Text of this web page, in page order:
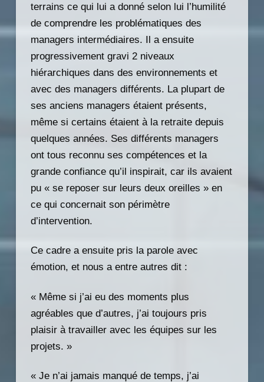
terrains ce qui lui a donné selon lui l’humilité
de comprendre les problématiques des
managers intermédiaires. Il a ensuite
progressivement gravi 2 niveaux
hiérarchiques dans des environnements et
avec des managers différents. La plupart de
ses anciens managers étaient présents,
même si certains étaient à la retraite depuis
quelques années. Ses différents managers
ont tous reconnu ses compétences et la
grande confiance qu’il inspirait, car ils avaient
pu « se reposer sur leurs deux oreilles » en
ce qui concernait son périmètre
d’intervention.
Ce cadre a ensuite pris la parole avec
émotion, et nous a entre autres dit :
« Même si j’ai eu des moments plus
agréables que d’autres, j’ai toujours pris
plaisir à travailler avec les équipes sur les
projets. »
« Je n’ai jamais manqué de temps, j’ai